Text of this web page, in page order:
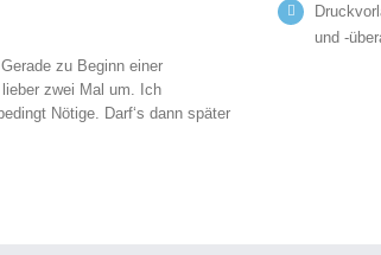
zu Beginn einer
zwei Mal um. Ich
Nötige. Darf‘s dann später
und -